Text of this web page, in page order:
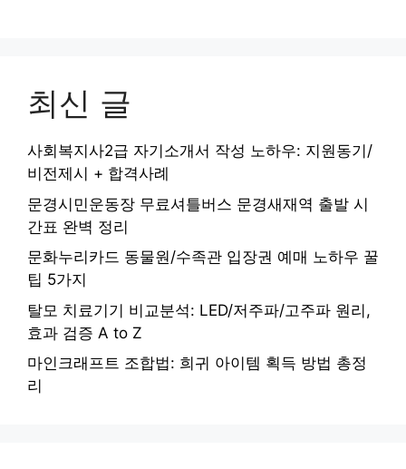
최신 글
사회복지사2급 자기소개서 작성 노하우: 지원동기/
비전제시 + 합격사례
문경시민운동장 무료셔틀버스 문경새재역 출발 시
간표 완벽 정리
문화누리카드 동물원/수족관 입장권 예매 노하우 꿀
팁 5가지
탈모 치료기기 비교분석: LED/저주파/고주파 원리,
효과 검증 A to Z
마인크래프트 조합법: 희귀 아이템 획득 방법 총정
리